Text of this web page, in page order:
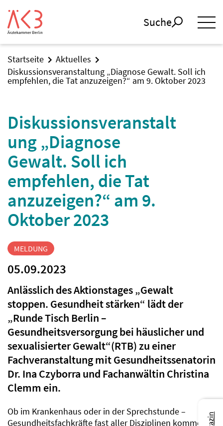
Suche
Startseite
Aktuelles
Diskussionsveranstaltung „Diagnose Gewalt. Soll ich
empfehlen, die Tat anzuzeigen?“ am 9. Oktober 2023
Diskussionsveranstalt
ung „Diagnose
Gewalt. Soll ich
empfehlen, die Tat
anzuzeigen?“ am 9.
Oktober 2023
MELDUNG
05.09.2023
Anlässlich des Aktionstages „Gewalt
stoppen. Gesundheit stärken“ lädt der
„Runde Tisch Berlin –
Gesundheitsversorgung bei häuslicher und
sexualisierter Gewalt“(RTB) zu einer
Fachveranstaltung mit Gesundheitssenatorin
Dr. Ina Czyborra und Fachanwältin Christina
Clemm ein.
Ob im Krankenhaus oder in der Sprechstunde –
Gesundheitsfachkräfte fast aller Disziplinen kommen